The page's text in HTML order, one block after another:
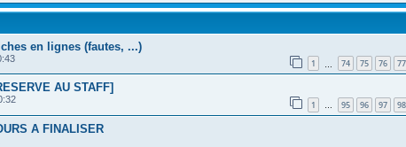
en lignes (fautes, ...)
1 74 75 76 77
AU STAFF]
1 … 95 96 97 98
A FINALISER